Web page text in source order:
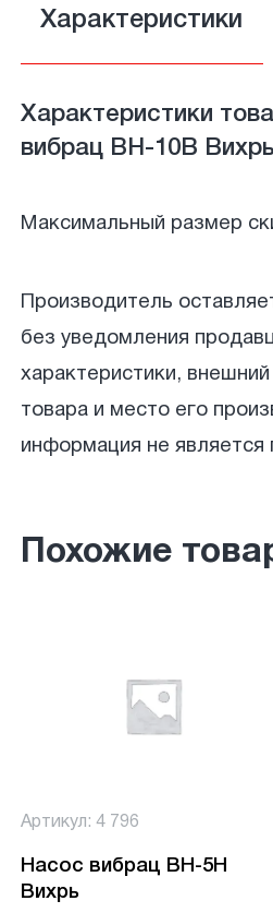
Характеристики
Характеристики
вибрац ВН-10В
Максимальный размер
Производитель
без уведомления
характеристики,
товара и место его
информация не является
Похожие
Артикул: 4 796
Насос вибрац ВН-5Н
Вихрь